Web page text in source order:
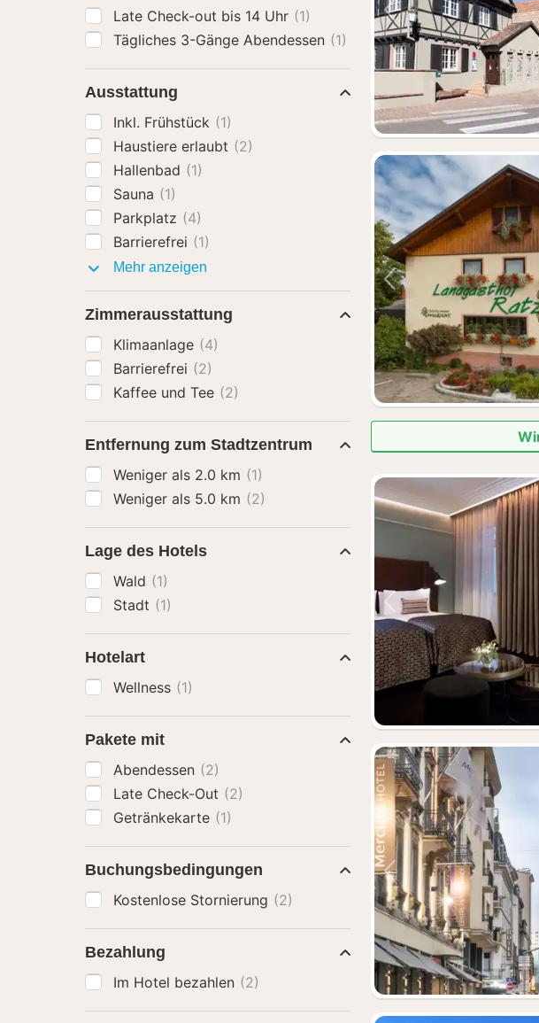
Vorheriges Bild
Vorheriges Bild
Vorheriges Bild
Vorheriges Bild
Late Check-out bis 14 Uhr (1)
Tägliches 3-Gänge Abendessen (1)
Ausstattung
Inkl. Frühstück (1)
Haustiere erlaubt (2)
Hallenbad (1)
Sauna (1)
Parkplatz (4)
Barrierefrei (1)
Mehr anzeigen
Zimmerausstattung
Klimaanlage (4)
Barrierefrei (2)
Kaffee und Tee (2)
Entfernung zum Stadtzentrum
Weniger als 2.0 km (1)
Weniger als 5.0 km (2)
Lage des Hotels
Wald (1)
Stadt (1)
Hotelart
Wellness (1)
Pakete mit
Abendessen (2)
Late Check-Out (2)
Getränkekarte (1)
Buchungsbedingungen
Kostenlose Stornierung (2)
Bezahlung
Im Hotel bezahlen (2)